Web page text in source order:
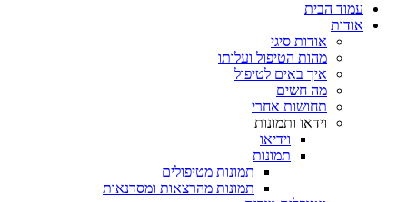
עמוד הבית
אודות
אודות סיגי
מהות הטיפול ועלותו
איך באים לטיפול
מה חשים
תחושות אחרי
וידאו ותמונות
וידיאו
תמונות
תמונות מטיפולים
תמונות מהרצאות ומסדנאות